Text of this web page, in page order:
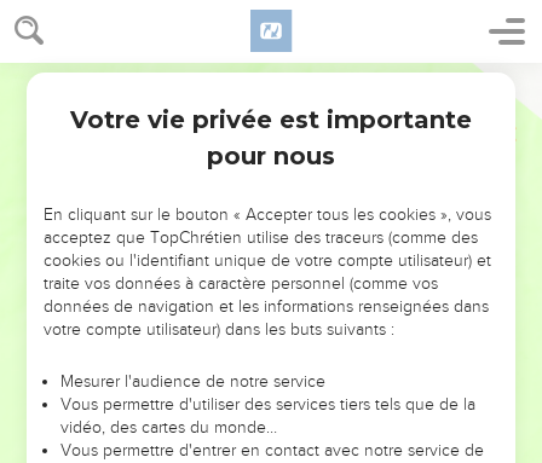
NE MANQUEZ PAS L’ÉVÉNEMENT
DE L’ANNÉE !
ET SI LEURS ERREURS POUVAIENT VOUS ÉVITER LES
VOTRES ?
leur foi ou leur vision. Mais on voit moins les doutes, les erreurs
et les saisons difficiles qu'ils ont traversés, alors même que ce
sont elles qui les ont façonnés.
Votre vie privée est importante
pour nous
En cliquant sur le bouton « Accepter tous les cookies », vous
acceptez que TopChrétien utilise des traceurs (comme des
cookies ou l'identifiant unique de votre compte utilisateur) et
traite vos données à caractère personnel (comme vos
données de navigation et les informations renseignées dans
votre compte utilisateur) dans les buts suivants :
Mesurer l'audience de notre service
Vous permettre d'utiliser des services tiers tels que de la
vidéo, des cartes du monde…
Vous permettre d'entrer en contact avec notre service de